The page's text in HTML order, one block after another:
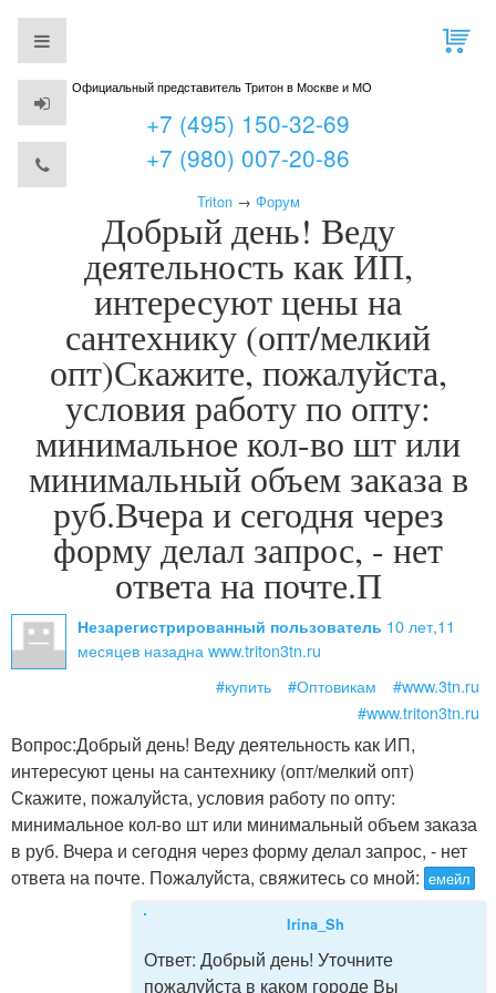
Официальный представитель Тритон в Москве и МО
+7 (495) 150-32-69
+7 (980) 007-20-86
Triton→ Форум
Добрый день! Веду
деятельность как ИП,
интересуют цены на
сантехнику (опт/мелкий
опт)Скажите, пожалуйста,
условия работу по опту:
минимальное кол-во шт или
минимальный объем заказа в
руб.Вчера и сегодня через
форму делал запрос, - нет
ответа на почте.П
Незарегистрированный пользователь 10 лет,11
месяцев назадна www.triton3tn.ru
#купить
#Оптовикам
#www.3tn.ru
#www.triton3tn.ru
Вопрос:Добрый день! Веду деятельность как ИП,
интересуют цены на сантехнику (опт/мелкий опт)
Скажите, пожалуйста, условия работу по опту:
минимальное кол-во шт или минимальный объем заказа
в руб. Вчера и сегодня через форму делал запрос, - нет
ответа на почте. Пожалуйста, свяжитесь со мной: емейл
Irina_Sh
Ответ: Добрый день! Уточните
пожалуйста в каком городе Вы